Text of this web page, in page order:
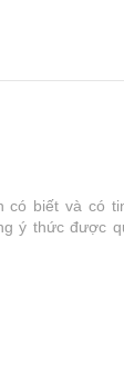
có biết và có
ý thức được